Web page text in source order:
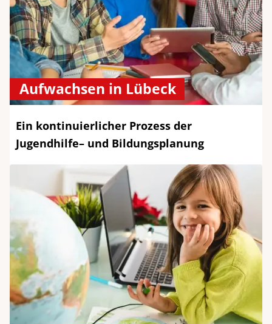
Aufwachsen in Lübeck
Ein kontinuierlicher Prozess der
Jugendhilfe– und Bildungsplanung